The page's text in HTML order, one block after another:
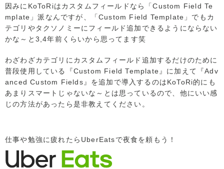
因みにKoToRiはカスタムフィールドなら「Custom Field Te
mplate」派なんですが、「Custom Field Template」でもカ
テゴリやタクソノミーにフィールド追加できるようにならない
かな～と3,4年前くらいから思ってます笑
わざわざカテゴリにカスタムフィールド追加するだけのために
普段使用している『Custom Field Template』に加えて『Adv
anced Custom Fields』を追加で導入するのはKoToRi的にも
あまりスマートじゃないな～とは思っているので、他にいい感
じの方法があったら是非教えてください。
仕事や勉強に疲れたらUberEatsで夜食を頼もう！